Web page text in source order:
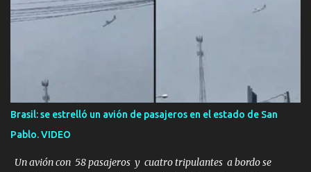
una historia de monstruos de película. Esta es la historia real de
Sarah y Andrew. Es la historia de cómo un viaje de tres días al
desierto se convirtió en un misterio de ocho años, cuya respuesta
resultó ser más aterradora de lo que nadie podría haber
una pareja normal de Colorado. Ella tenía 26 años. Él, 28. No eran
aficionados a los deportes extremos ni expertos en supervivencia.
Eran simplemente dos personas que se amaban y querían pasar
un fin de semana lejos de la ciudad. Su plan era de lo más sencillo.
Tomar su viejo pero confiable auto, con...
Brasil: se estrelló un avión de pasajeros en el estado de San
Pablo. VIDEO
Un avión con 58 pasajeros y cuatro tripulantes a bordo se